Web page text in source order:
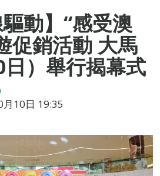
驅動】“感受澳
促銷活動 大馬
）舉行揭幕式
10日 19:35